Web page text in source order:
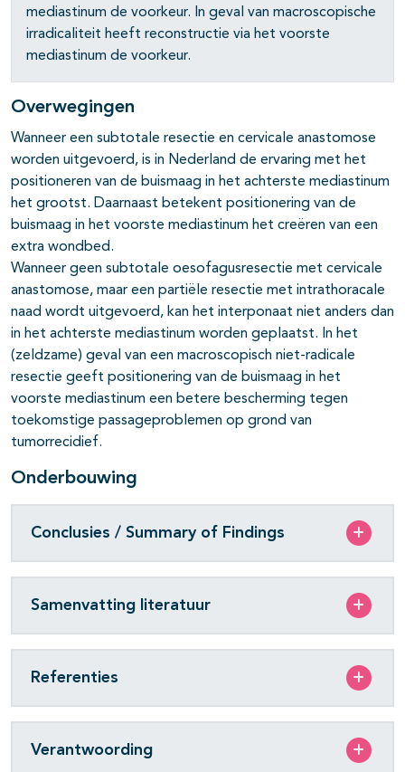
open- en dichtklappen
open- en dichtklappen
open- en dichtklappen
mediastinum de voorkeur. In geval van macroscopische
irradicaliteit heeft reconstructie via het voorste
mediastinum de voorkeur.
Overwegingen
Wanneer een subtotale resectie en cervicale anastomose
worden uitgevoerd, is in Nederland de ervaring met het
positioneren van de buismaag in het achterste mediastinum
het grootst. Daarnaast betekent positionering van de
buismaag in het voorste mediastinum het creëren van een
extra wondbed.
Wanneer geen subtotale oesofagusresectie met cervicale
anastomose, maar een partiële resectie met intrathoracale
naad wordt uitgevoerd, kan het interponaat niet anders dan
in het achterste mediastinum worden geplaatst. In het
(zeldzame) geval van een macroscopisch niet-radicale
resectie geeft positionering van de buismaag in het
voorste mediastinum een betere bescherming tegen
toekomstige passageproblemen op grond van
tumorrecidief.
Onderbouwing
Conclusies / Summary of Findings
Samenvatting literatuur
Referenties
Verantwoording